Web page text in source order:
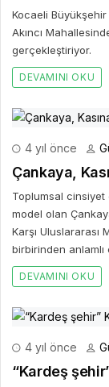
Kocaeli
Akıncı
gerçekleştiriyor.
DEVAMINI OKU
4 yıl önce
Çankaya,
Toplumsal cinsiyet
model olan
Karşı Uluslararası
birbirinden anlamlı
DEVAMINI OKU
4 yıl önce
“Kardeş